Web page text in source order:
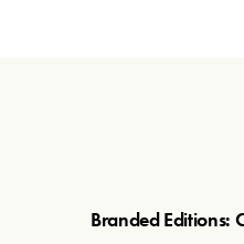
Branded Editions: